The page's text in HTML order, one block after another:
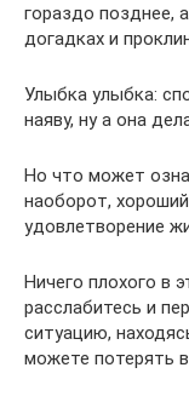
гораздо позднее,
догадках и
Улыбка улыбка:
наяву, ну а она
Но что может
наоборот,
удовлетворение
Ничего плохого в
расслабитесь и
ситуацию,
можете потерять